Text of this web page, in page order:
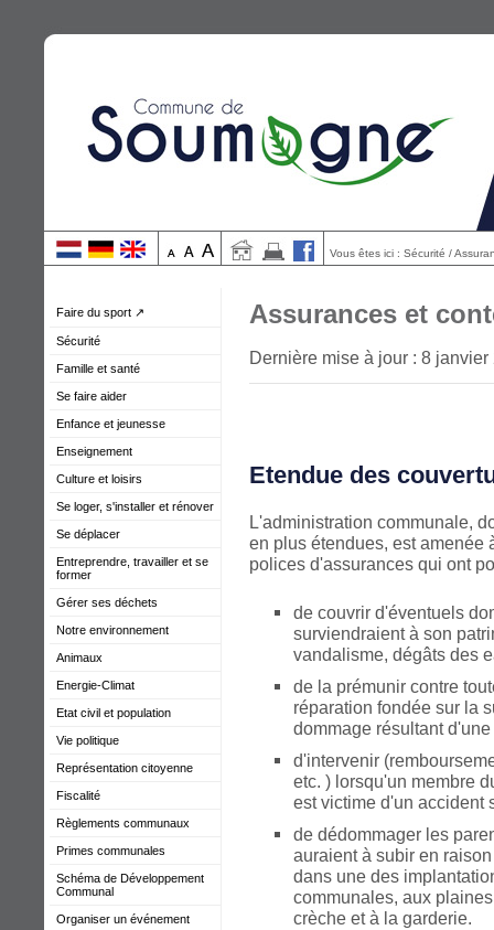
Vous êtes ici : Sécurité /
Faire du sport ↗
Sécurité
Famille et santé
Se faire aider
Enfance et jeunesse
Enseignement
Culture et loisirs
Se loger, s'installer et rénover
Se déplacer
Entreprendre, travailler et se
former
Gérer ses déchets
Notre environnement
Animaux
Energie-Climat
Etat civil et population
Vie politique
Représentation citoyenne
Fiscalité
Règlements communaux
Primes communales
Schéma de Développement
Communal
Organiser un événement
Assurances et
Dernière mise à jour : 8 janvier
Etendue des
L'administration communale,
en plus étendues, est amenée
polices d'assurances qui ont
de couvrir d'éventuels
surviendraient à son
vandalisme, dégâts des
de la prémunir contre
réparation fondée sur la
dommage résultant
d'intervenir
etc. ) lorsqu'un membre
est victime d'un accident
de dédommager les
auraient à subir en
dans une des
communales, aux
crèche et à la garderie.